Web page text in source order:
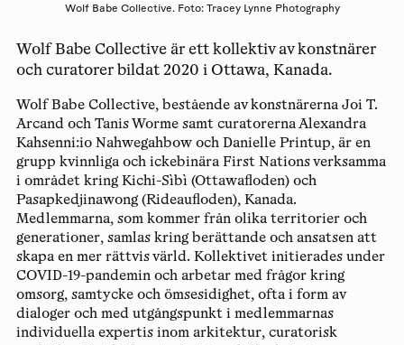
Wolf Babe Collective. Foto: Tracey Lynne Photography
Wolf Babe Collective är ett kollektiv av konstnärer
och curatorer bildat 2020 i Ottawa, Kanada.
Wolf Babe Collective, bestående av konstnärerna Joi T.
Arcand och Tanis Wormesamt curatorernaAlexandra
Kahsenni:io Nahwegahbowoch Danielle Printup,är en
grupp kvinnliga och ickebinära First Nations verksamma
i området kring Kichi-Sìbì (Ottawafloden) och
Pasapkedjinawong (Rideaufloden), Kanada.
Medlemmarna, som kommer från olika territorier och
generationer, samlas kring berättande och ansatsen att
skapa en mer rättvis värld. Kollektivet initierades under
COVID-19-pandemin och arbetar med frågor kring
omsorg, samtycke och ömsesidighet, ofta i form av
dialoger och med utgångspunkt i medlemmarnas
individuella expertis inom arkitektur, curatorisk